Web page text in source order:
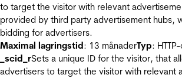
to target the visitor with relevant
provided by third party advertisement hubs,
bidding for advertisers.
Maximal lagringstid: 13 månaderTyp:
_scid_rSets a unique ID for the visitor, that
advertisers to target the visitor with relevant